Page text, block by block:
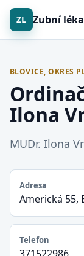
ZL Zubní
BLOVICE, OKRES
Ilona
MUDr. Ilona
Adresa
Americká 55,
Telefon